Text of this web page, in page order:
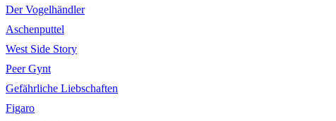
Der Vogelhändler
Aschenputtel
West Side Story
Peer Gynt
Gefährliche Liebschaften
Figaro